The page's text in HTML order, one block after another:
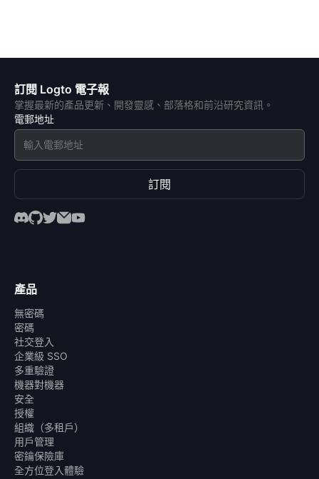
訂閱 Logto 電子報
掌握最新的產品更新、開發靈感、部落格和前沿研究資訊。
電郵地址
訂閱
產品
無密碼
密碼
社交登入
企業級 SSO
多重驗證
機器對機器
安全
授權
組織（多租戶）
用戶管理
密鑰保險庫
全方位登入體驗